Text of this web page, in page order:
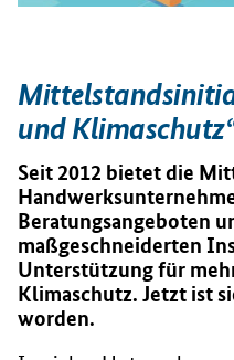
und
Seit 2012 bietet die
Beratungsangeboten
maßgeschneiderten
Unterstützung für
Klimaschutz. Jetzt ist
worden.